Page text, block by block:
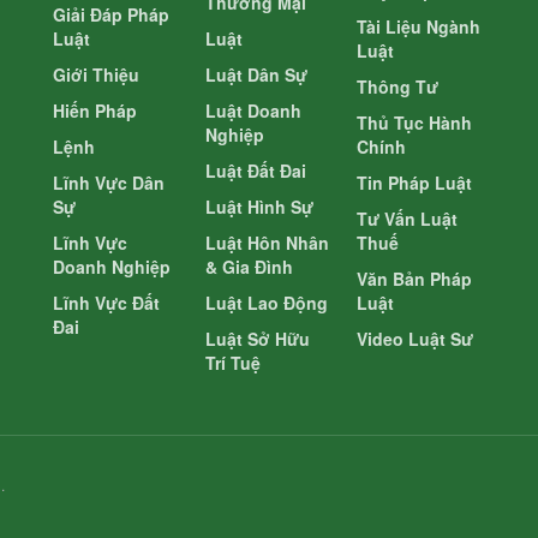
Giải Đáp Pháp
Luật
Giới Thiệu
Hiến Pháp
Lệnh
Lĩnh Vực Dân
Sự
Lĩnh Vực
Doanh Nghiệp
Lĩnh Vực Đất
Đai
Luật
Luật Dân Sự
Luật Doanh
Nghiệp
Luật Đất Đai
Luật Hình Sự
Luật Hôn Nhân
& Gia Đình
Luật Lao Động
Luật Sở Hữu
Trí Tuệ
Tài Liệu Ngành
Luật
Thông Tư
Thủ Tục Hành
Chính
Tin Pháp Luật
Tư Vấn Luật
Thuế
Văn Bản Pháp
Luật
Video Luật Sư